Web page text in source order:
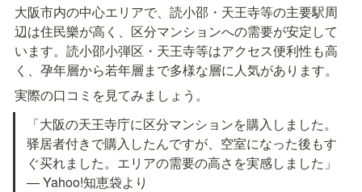
大阪市内の中心エリアで、読小邵・天王寺等の主要駅周
辺は住民樂が高く、区分マンションへの需要が安定して
います。読小邵小弾区・天王寺等はアクセス便利性も高
く、孕年層から若年層まで多様な層に人気があります。
実際の口コミを見てみましょう。
「大阪の天王寺庁に区分マンションを購入しました。
驿居者付きで購入したんですが、空室になった後もす
ぐ买れました。エリアの需要の高さを実感しました」
— Yahoo!知恵袋より